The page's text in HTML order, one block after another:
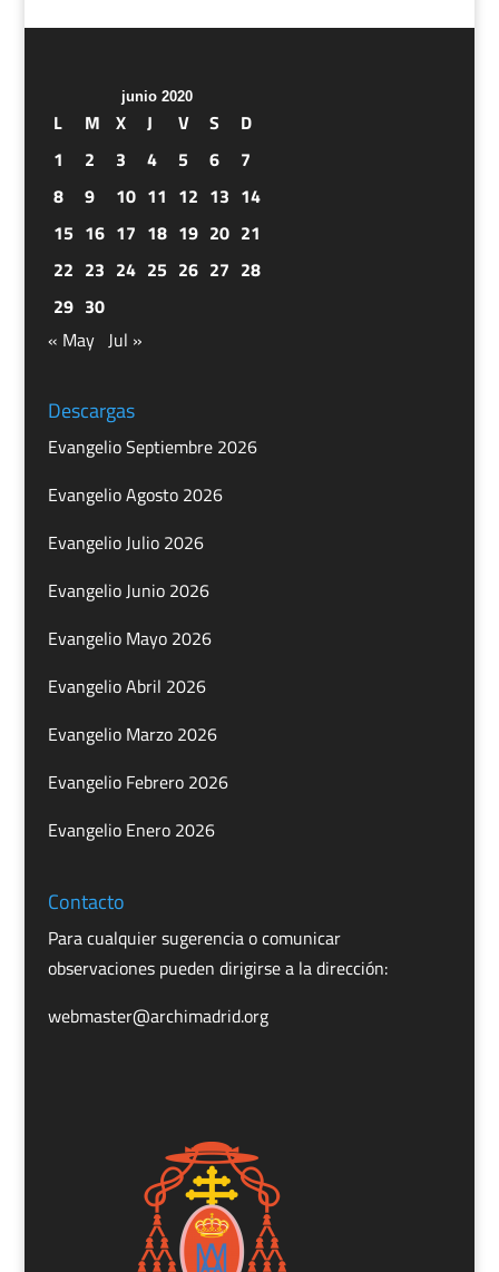
junio 2020
L M X J V S
D
1
2 3 4 5 6
7
8
9 10 11 12 13 14
15 16 17 18 19 20 21
22 23 24 25 26 27 28
29 30
« May Jul »
Descargas
Evangelio Septiembre 2026
Evangelio Agosto 2026
Evangelio Julio 2026
Evangelio Junio 2026
Evangelio Mayo 2026
Evangelio Abril 2026
Evangelio Marzo 2026
Evangelio Febrero 2026
Evangelio Enero 2026
Contacto
Para cualquier sugerencia o comunicar
observaciones pueden dirigirse a la dirección:
webmaster@archimadrid.org